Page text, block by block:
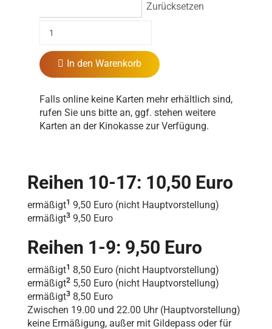
Zurücksetzen
In den Warenkorb
Falls online keine Karten mehr erhältlich sind,
rufen Sie uns bitte an, ggf. stehen weitere
Karten an der Kinokasse zur Verfügung.
Reihen 10-17: 10,50 Euro
ermäßigt1 9,50 Euro (nicht Hauptvorstellung)
ermäßigt3 9,50 Euro
Reihen 1-9: 9,50 Euro
ermäßigt1 8,50 Euro (nicht Hauptvorstellung)
ermäßigt2 5,50 Euro (nicht Hauptvorstellung)
ermäßigt3 8,50 Euro
Zwischen 19.00 und 22.00 Uhr (Hauptvorstellung)
keine Ermäßigung, außer mit Gildepass oder für